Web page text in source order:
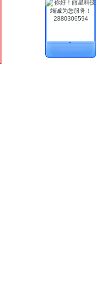
2880306594